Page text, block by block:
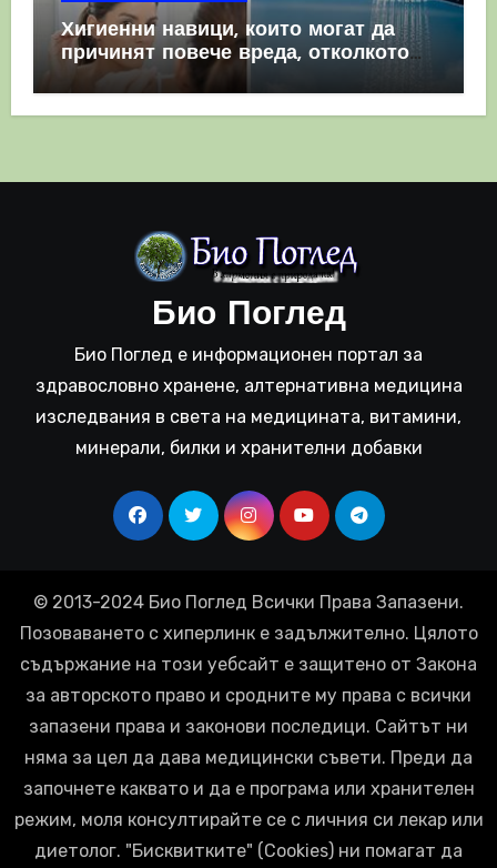
Хигиенни навици, които могат да
причинят повече вреда, отколкото
полза
Био Поглед
Био Поглед е информационен портал за
здравословно хранене, алтернативна медицина
изследвания в света на медицината, витамини,
минерали, билки и хранителни добавки
© 2013-2024 Био Поглед Всички Права Запазени.
Позоваването с хиперлинк е задължително. Цялото
съдържание на този уебсайт е защитено от Закона
за авторското право и сродните му права с всички
запазени права и законови последици. Сайтът ни
няма за цел да дава медицински съвети. Преди да
започнете каквато и да е програма или хранителен
режим, моля консултирайте се с личния си лекар или
диетолог. "Бисквитките" (Cookies) ни помагат да